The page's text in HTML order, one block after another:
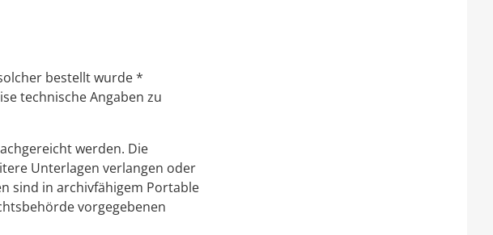
bestellt wurde *
technische Angaben zu
werden. Die
Unterlagen verlangen oder
sind in archivfähigem Portable
vorgegebenen